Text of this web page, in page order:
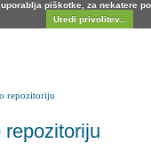
piškotke, za nekatere
Uredi privolitev...
repozitoriju
repozitoriju